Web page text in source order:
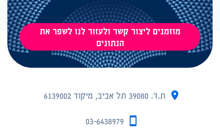
מוזמנים ליצור קשר ולעזור לנו לשפר את
הנתונים
ת.ד. 39080 תל אביב, מיקוד 6139002
03-6438979